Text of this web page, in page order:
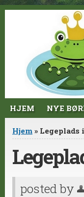
Jump to Content
HJEM NYE
Du er her
Hjem »
posted by